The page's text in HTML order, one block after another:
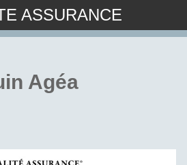
ASSURANCE
Agéa